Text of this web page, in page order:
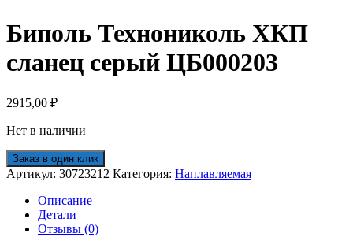
Биполь Технониколь ХКП
сланец серый ЦБ000203
2915,00 ₽
Нет в наличии
Заказ в один клик
Артикул: 30723212 Категория: Наплавляемая
Описание
Детали
Отзывы (0)